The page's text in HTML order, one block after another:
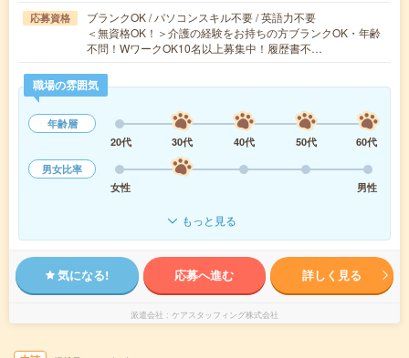
応募資格
ブランクOK / パソコンスキル不要 / 英語力不要
＜無資格OK！＞介護の経験をお持ちの方ブランクOK・年齢
不問！WワークOK10名以上募集中！履歴書不…
職場の雰囲気
年齢層
20代
30代 40代 50代
60代
男女比率
女性
男性
もっと見る
気になる! 応募へ進む 詳しく見る
派遣会社 ケアスタッフィング株式会社